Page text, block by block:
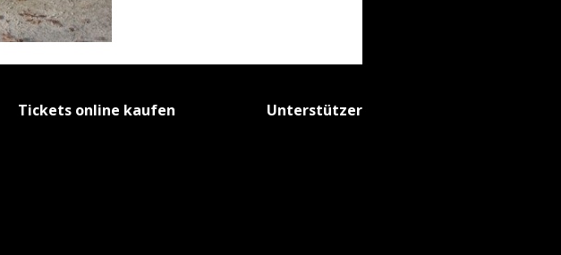
Tickets online kaufen Unterstützer